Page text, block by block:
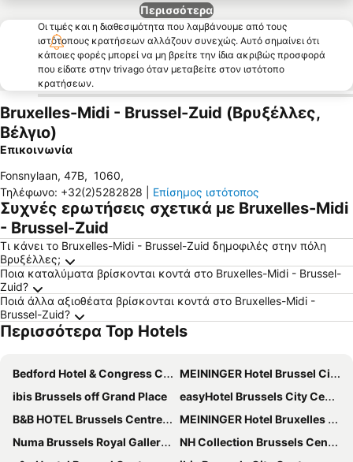
Περισσότερα
Οι τιμές και η διαθεσιμότητα που λαμβάνουμε από τους
ιστότοπους κρατήσεων αλλάζουν συνεχώς. Αυτό σημαίνει ότι
κάποιες φορές μπορεί να μη βρείτε την ίδια ακριβώς προσφορά
που είδατε στην trivago όταν μεταβείτε στον ιστότοπο
κρατήσεων.
Bruxelles-Midi - Brussel-Zuid (Βρυξέλλες,
Βέλγιο)
Επικοινωνία
Fonsnylaan, 47B, 1060,
Τηλέφωνο: +32(2)5282828 Επίσημος ιστότοπος
Συχνές ερωτήσεις σχετικά με Bruxelles-Midi
- Brussel-Zuid
Τι κάνει το Bruxelles-Midi - Brussel-Zuid δημοφιλές στην πόλη
Βρυξέλλες;
Ποια καταλύματα βρίσκονται κοντά στο Bruxelles-Midi - Brussel-
Zuid?
Ποιά άλλα αξιοθέατα βρίσκονται κοντά στο Bruxelles-Midi -
Brussel-Zuid?
Περισσότερα Top Hotels
Bedford Hotel & Congress Centre
MEININGER Hotel Brussel City Center
ibis Brussels off Grand Place
easyHotel Brussels City Centre
B&B HOTEL Brussels Centre Gare du Midi
MEININGER Hotel Bruxelles Gare Du Midi
Numa Brussels Royal Galleries
NH Collection Brussels Centre